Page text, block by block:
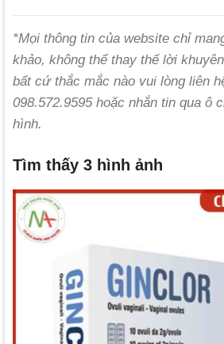
*Mọi thông tin của website chỉ
khảo, không thể thay thế lời
bất cứ thắc mắc nào vui lòng liên
098.572.9595 hoặc nhắn tin qua ô
hình.
Tìm thấy 3 hình ảnh